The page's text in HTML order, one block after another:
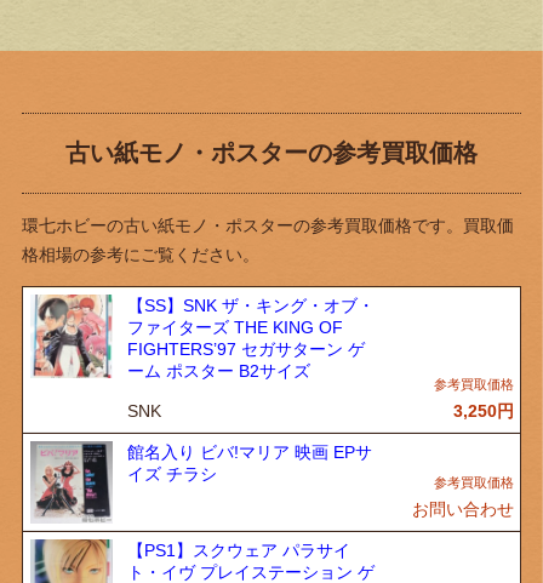
古い紙モノ・ポスターの参考買取価格
環七ホビーの古い紙モノ・ポスターの参考買取価格です。買取価
格相場の参考にご覧ください。
【SS】SNK ザ・キング・オブ・
ファイターズ THE KING OF
FIGHTERS’97 セガサターン ゲ
ーム ポスター B2サイズ
SNK 3,250円
館名入り ビバ!マリア 映画 EPサ
イズ チラシ
お問い合わせ
【PS1】スクウェア パラサイ
ト・イヴ プレイステーション ゲ